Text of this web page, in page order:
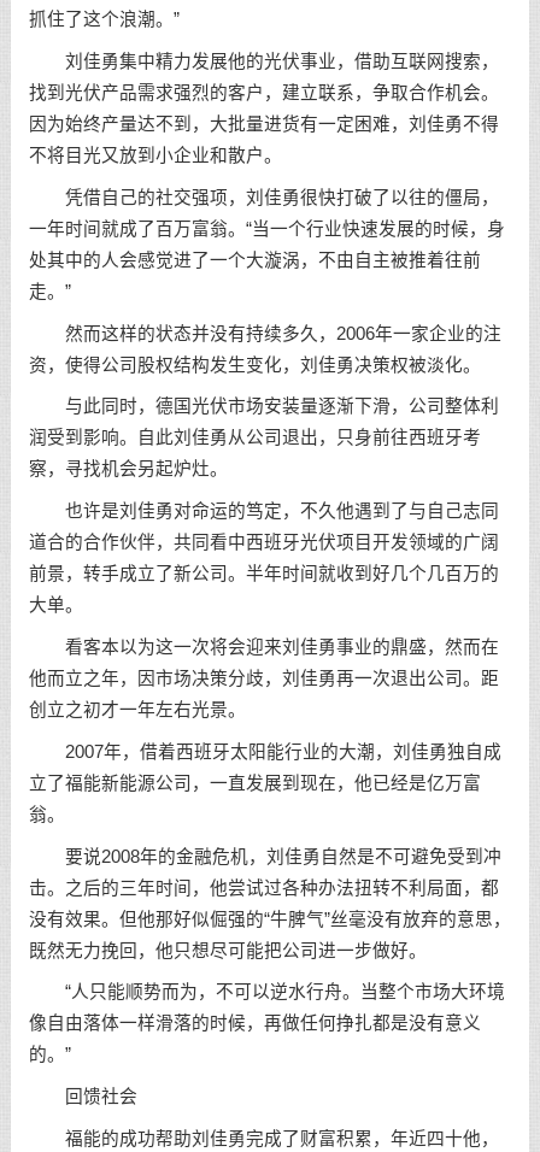
抓住了这个浪潮。”
刘佳勇集中精力发展他的光伏事业，借助互联网搜索，
找到光伏产品需求强烈的客户，建立联系，争取合作机会。
因为始终产量达不到，大批量进货有一定困难，刘佳勇不得
不将目光又放到小企业和散户。
凭借自己的社交强项，刘佳勇很快打破了以往的僵局，
一年时间就成了百万富翁。“当一个行业快速发展的时候，身
处其中的人会感觉进了一个大漩涡，不由自主被推着往前
走。”
然而这样的状态并没有持续多久，2006年一家企业的注
资，使得公司股权结构发生变化，刘佳勇决策权被淡化。
与此同时，德国光伏市场安装量逐渐下滑，公司整体利
润受到影响。自此刘佳勇从公司退出，只身前往西班牙考
察，寻找机会另起炉灶。
也许是刘佳勇对命运的笃定，不久他遇到了与自己志同
道合的合作伙伴，共同看中西班牙光伏项目开发领域的广阔
前景，转手成立了新公司。半年时间就收到好几个几百万的
大单。
看客本以为这一次将会迎来刘佳勇事业的鼎盛，然而在
他而立之年，因市场决策分歧，刘佳勇再一次退出公司。距
创立之初才一年左右光景。
2007年，借着西班牙太阳能行业的大潮，刘佳勇独自成
立了福能新能源公司，一直发展到现在，他已经是亿万富
翁。
要说2008年的金融危机，刘佳勇自然是不可避免受到冲
击。之后的三年时间，他尝试过各种办法扭转不利局面，都
没有效果。但他那好似倔强的“牛脾气”丝毫没有放弃的意思，
既然无力挽回，他只想尽可能把公司进一步做好。
“人只能顺势而为，不可以逆水行舟。当整个市场大环境
像自由落体一样滑落的时候，再做任何挣扎都是没有意义
的。”
回馈社会
福能的成功帮助刘佳勇完成了财富积累，年近四十他，